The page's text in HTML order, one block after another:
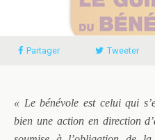
Partager Tweeter
« Le bénévole est celui qui
bien une action en direction